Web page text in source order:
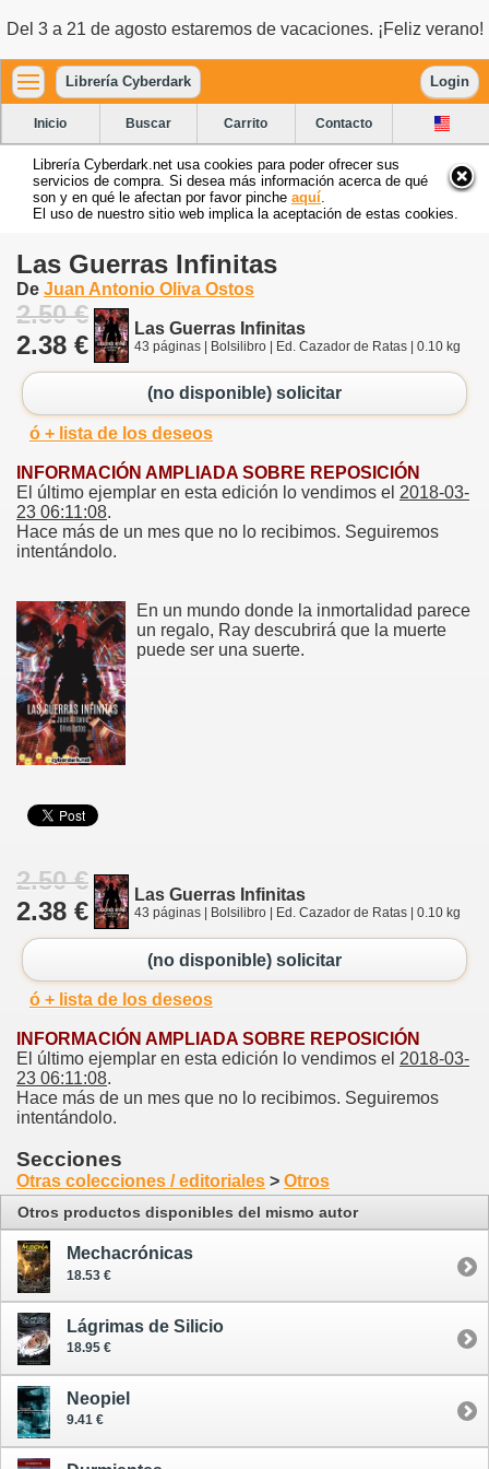
Del 3 a 21 de agosto estaremos de vacaciones. ¡Feliz verano!
Librería Cyberdark Login
Inicio Buscar Carrito Contacto
Librería Cyberdark.net usa cookies para poder ofrecer sus
servicios de compra. Si desea más información acerca de qué
son y en qué le afectan por favor pinche aquí
El uso de nuestro sitio web implica la aceptación de estas cookies.
Las Guerras Infinitas
De Juan Antonio Oliva Ostos
2.50 €
2.38 €
Las Guerras Infinitas
43 páginas | Bolsilibro | Ed. Cazador de Ratas | 0.10 kg
(no disponible) solicitar
ó + lista de los deseos
INFORMACIÓN AMPLIADA SOBRE REPOSICIÓN
El último ejemplar en esta edición lo vendimos el 2018-03-
23 06:11:08.
Hace más de un mes que no lo recibimos. Seguiremos
intentándolo.
En un mundo donde la inmortalidad parece
un regalo, Ray descubrirá que la muerte
puede ser una suerte.
2.50 €
2.38 €
Las Guerras Infinitas
43 páginas | Bolsilibro | Ed. Cazador de Ratas | 0.10 kg
(no disponible) solicitar
ó + lista de los deseos
INFORMACIÓN AMPLIADA SOBRE REPOSICIÓN
El último ejemplar en esta edición lo vendimos el 2018-03-
23 06:11:08.
Hace más de un mes que no lo recibimos. Seguiremos
intentándolo.
Secciones
Otras colecciones / editoriales > Otros
Otros productos disponibles del mismo autor
Mechacrónicas
18.53 €
Lágrimas de Silicio
18.95 €
Neopiel
9.41 €